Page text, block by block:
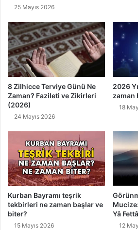
e
B
u
r
ç
Y
o
r
u
25 Mayıs 2026
8 Zilhicce Terviye Günü Ne
Zaman? Fazileti ve Zikirleri
(2026)
24 Mayıs 2026
2026
zaman
18
Kurban Bayramı teşrik
tekbirleri ne zaman başlar ve
biter?
15 Mayıs 2026
Yâ
12